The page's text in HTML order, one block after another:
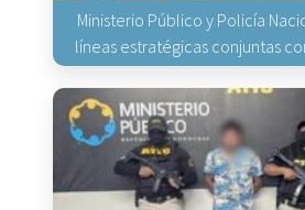
Ministerio Público y Policía
líneas estratégicas conjuntas